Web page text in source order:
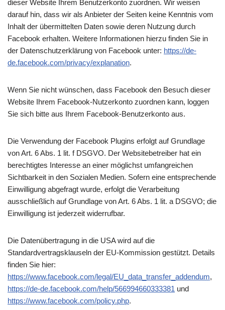
dieser Website Ihrem Benutzerkonto zuordnen. Wir weisen
darauf hin, dass wir als Anbieter der Seiten keine Kenntnis vom
Inhalt der übermittelten Daten sowie deren Nutzung durch
Facebook erhalten. Weitere Informationen hierzu finden Sie in
der Datenschutzerklärung von Facebook unter: https://de-
de.facebook.com/privacy/explanation.
Wenn Sie nicht wünschen, dass Facebook den Besuch dieser
Website Ihrem Facebook-Nutzerkonto zuordnen kann, loggen
Sie sich bitte aus Ihrem Facebook-Benutzerkonto aus.
Die Verwendung der Facebook Plugins erfolgt auf Grundlage
von Art. 6 Abs. 1 lit. f DSGVO. Der Websitebetreiber hat ein
berechtigtes Interesse an einer möglichst umfangreichen
Sichtbarkeit in den Sozialen Medien. Sofern eine entsprechende
Einwilligung abgefragt wurde, erfolgt die Verarbeitung
ausschließlich auf Grundlage von Art. 6 Abs. 1 lit. a DSGVO; die
Einwilligung ist jederzeit widerrufbar.
Die Datenübertragung in die USA wird auf die
Standardvertragsklauseln der EU-Kommission gestützt. Details
finden Sie hier:
https://www.facebook.com/legal/EU_data_transfer_addendum,
https://de-de.facebook.com/help/566994660333381 und
https://www.facebook.com/policy.php.